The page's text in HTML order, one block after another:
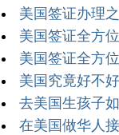
美国签证办理
美国签证全方
美国签证全方
美国究竟好不
去美国生孩子
在美国做华人